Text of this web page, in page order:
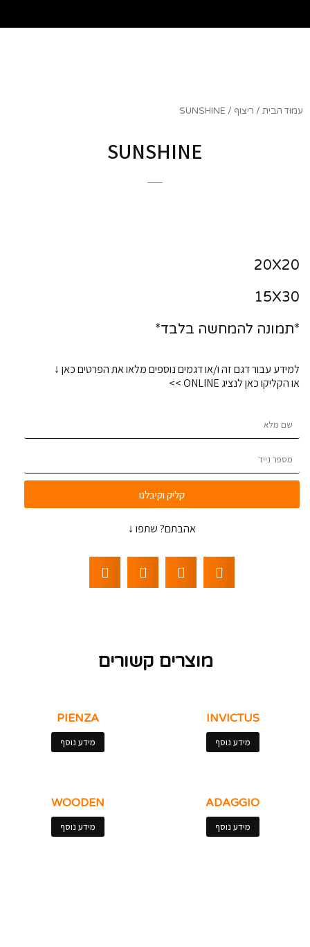
הַמְּסַיַּעַת
עמוד הבית / ריצוף / SUNSHINE
SUNSHINE
20X20
15X30
*תמונה להמחשה בלבד*
למידע עבור דגם זה ו/או דגמים נוספים מלאו את הפרטים כאן ↓
או הקליקו כאן לנציג ONLINE >>
קליק וקיבלנו
אהבתם? שתפו ↓
מוצרים קשורים
INVICTUS
מידע נוסף
PIENZA
מידע נוסף
ADAGGIO
מידע נוסף
WOODEN
מידע נוסף